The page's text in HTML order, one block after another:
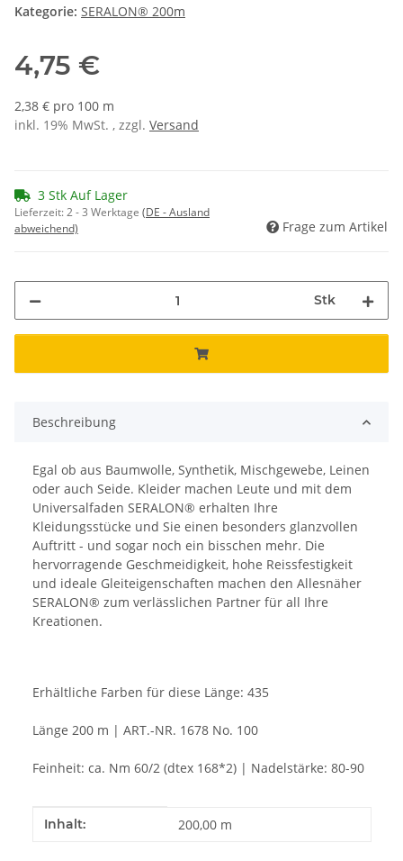
Kategorie: SERALON® 200m
4,75 €
2,38 € pro 100 m
inkl. 19% MwSt. , zzgl. Versand
3 Stk Auf Lager
Lieferzeit:2 - 3 Werktage (DE - Ausland
abweichend)
Frage zum Artikel
Stk
Beschreibung
Egal ob aus Baumwolle, Synthetik, Mischgewebe, Leinen
oder auch Seide. Kleider machen Leute und mit dem
Universalfaden SERALON® erhalten Ihre
Kleidungsstücke und Sie einen besonders glanzvollen
Auftritt - und sogar noch ein bisschen mehr. Die
hervorragende Geschmeidigkeit, hohe Reissfestigkeit
und ideale Gleiteigenschaften machen den Allesnäher
SERALON® zum verlässlichen Partner für all Ihre
Kreationen.
Erhältliche Farben für diese Länge: 435
Länge 200 m | ART.-NR. 1678 No. 100
Feinheit: ca. Nm 60/2 (dtex 168*2) | Nadelstärke: 80-90
Produkteigenschaft
Wert
Inhalt: 200,00 m